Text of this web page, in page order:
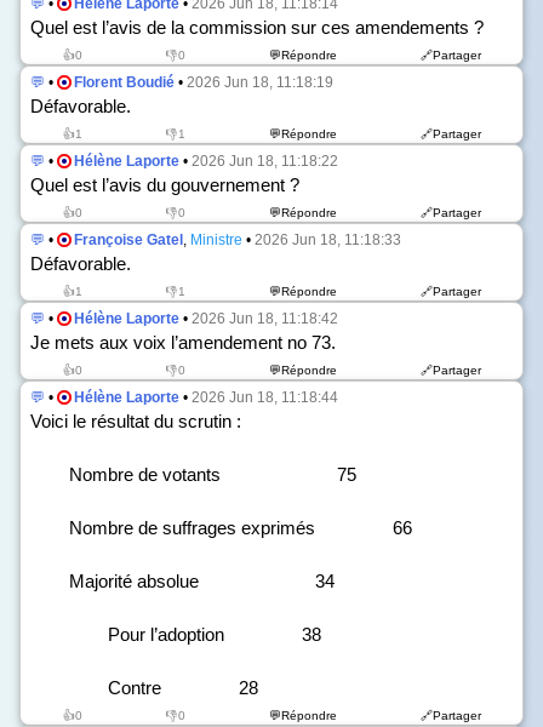
💬 • Hélène Laporte • 2026 Jun 18, 11:18:14
Quel est l’avis de la commission sur ces amendements ?
👍0 👎0 💬Répondre 🔗Partager
💬 • Florent Boudié • 2026 Jun 18, 11:18:19
Défavorable.
👍1 👎1 💬Répondre 🔗Partager
💬 • Hélène Laporte • 2026 Jun 18, 11:18:22
Quel est l’avis du gouvernement ?
👍0 👎0 💬Répondre 🔗Partager
💬 • Françoise Gatel , Ministre • 2026 Jun 18, 11:18:33
Défavorable.
👍1 👎1 💬Répondre 🔗Partager
💬 • Hélène Laporte • 2026 Jun 18, 11:18:42
Je mets aux voix l’amendement no 73.
👍0 👎0 💬Répondre 🔗Partager
💬 • Hélène Laporte • 2026 Jun 18, 11:18:44
Voici le résultat du scrutin :
Nombre de votants 75
Nombre de suffrages exprimés 66
Majorité absolue 34
Pour l’adoption 38
Contre 28
👍0 👎0 💬Répondre 🔗Partager